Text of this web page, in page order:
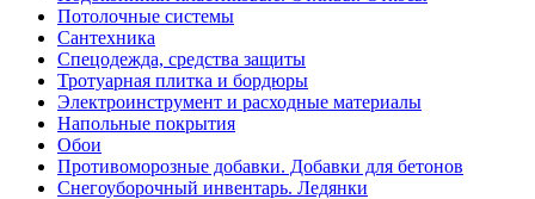
Потолочные системы
Сантехника
Спецодежда, средства защиты
Тротуарная плитка и бордюры
Электроинструмент и расходные материалы
Напольные покрытия
Обои
Противоморозные добавки. Добавки для бетонов
Снегоуборочный инвентарь. Ледянки